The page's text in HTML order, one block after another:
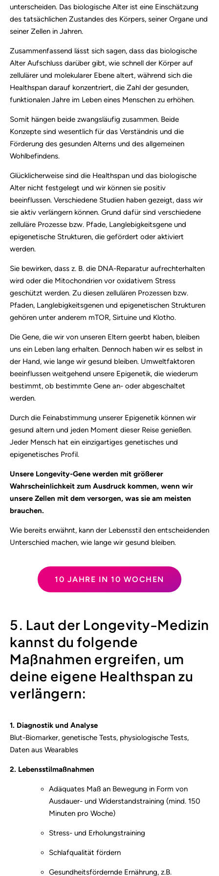
unterscheiden. Das biologische Alter ist eine Einschätzung
des tatsächlichen Zustandes des Körpers, seiner Organe und
seiner Zellen in Jahren.
Zusammenfassend lässt sich sagen, dass das biologische
Alter Aufschluss darüber gibt, wie schnell der Körper auf
zellulärer und molekularer Ebene altert, während sich die
Healthspan darauf konzentriert, die Zahl der gesunden,
funktionalen Jahre im Leben eines Menschen zu erhöhen.
Somit hängen beide zwangsläufig zusammen. Beide
Konzepte sind wesentlich für das Verständnis und die
Förderung des gesunden Alterns und des allgemeinen
Wohlbefindens.
Glücklicherweise sind die Healthspan und das biologische
Alter nicht festgelegt und wir können sie positiv
beeinflussen. Verschiedene Studien haben gezeigt, dass wir
sie aktiv verlängern können. Grund dafür sind verschiedene
zelluläre Prozesse bzw. Pfade, Langlebigkeitsgene und
epigenetische Strukturen, die gefördert oder aktiviert
werden.
Sie bewirken, dass z. B. die DNA-Reparatur aufrechterhalten
wird oder die Mitochondrien vor oxidativem Stress
geschützt werden. Zu diesen zellulären Prozessen bzw.
Pfaden, Langlebigkeitsgenen und epigenetischen Strukturen
gehören unter anderem mTOR, Sirtuine und Klotho.
Die Gene, die wir von unseren Eltern geerbt haben, bleiben
uns ein Leben lang erhalten. Dennoch haben wir es selbst in
der Hand, wie lange wir gesund bleiben. Umweltfaktoren
beeinflussen weitgehend unsere Epigenetik, die wiederum
bestimmt, ob bestimmte Gene an- oder abgeschaltet
werden.
Durch die Feinabstimmung unserer Epigenetik können wir
gesund altern und jeden Moment dieser Reise genießen.
Jeder Mensch hat ein einzigartiges genetisches und
epigenetisches Profil.
Unsere Longevity-Gene werden mit größerer
Wahrscheinlichkeit zum Ausdruck kommen, wenn wir
unsere Zellen mit dem versorgen, was sie am meisten
brauchen.
Wie bereits erwähnt, kann der Lebensstil den entscheidenden
Unterschied machen, wie lange wir gesund bleiben.
10 JAHRE IN 10 WOCHEN
5. Laut der Longevity-Medizin
kannst du folgende
Maßnahmen ergreifen, um
deine eigene Healthspan zu
verlängern:
1. Diagnostik und Analyse
Blut-Biomarker, genetische Tests, physiologische Tests,
Daten aus Wearables
2. Lebensstilmaßnahmen
Adäquates Maß an Bewegung in Form von
Ausdauer- und Widerstandstraining (mind. 150
Minuten pro Woche)
Stress- und Erholungstraining
Schlafqualität fördern
Gesundheitsfördernde Ernährung, z.B.